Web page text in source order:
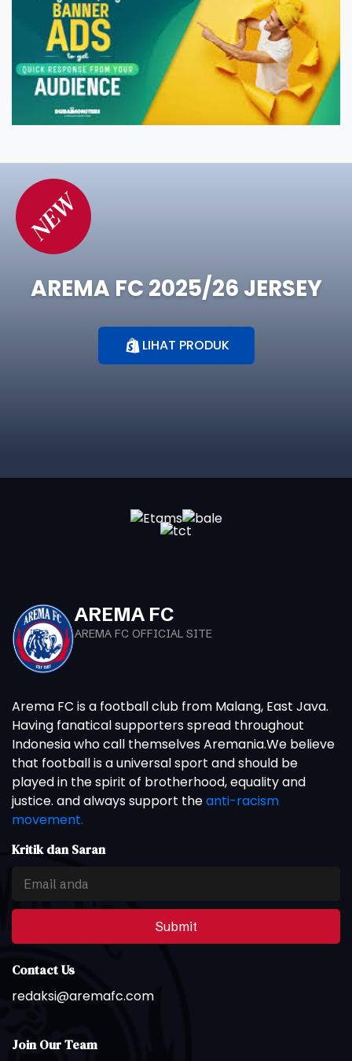
NEW
AREMA FC 2025/26 JERSEY
LIHAT PRODUK
AREMA FC
AREMA FC OFFICIAL SITE
Arema FC is a football club from Malang, East Java.
Having fanatical supporters spread throughout
Indonesia who call themselves Aremania.We believe
that football is a universal sport and should be
played in the spirit of brotherhood, equality and
justice. and always support theanti-racism
movement.
Kritik dan Saran
Submit
Contact Us
redaksi@aremafc.com
Join Our Team